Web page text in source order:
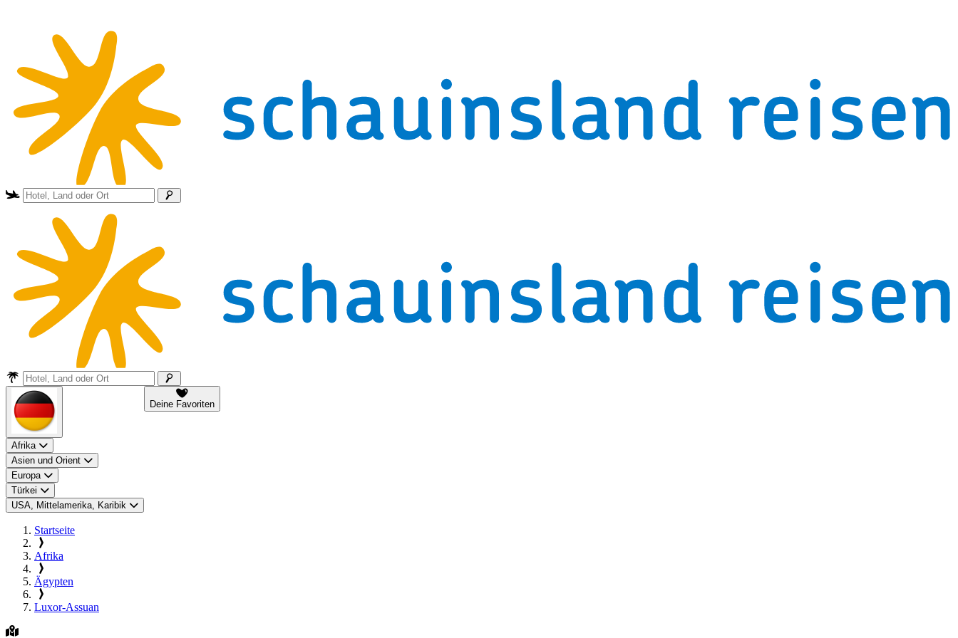
Afrika
Asien und Orient
Europa
Türkei
USA, Mittelamerika, Karibik
Deine Favoriten
Startseite
Afrika
Ägypten
Luxor-Assuan